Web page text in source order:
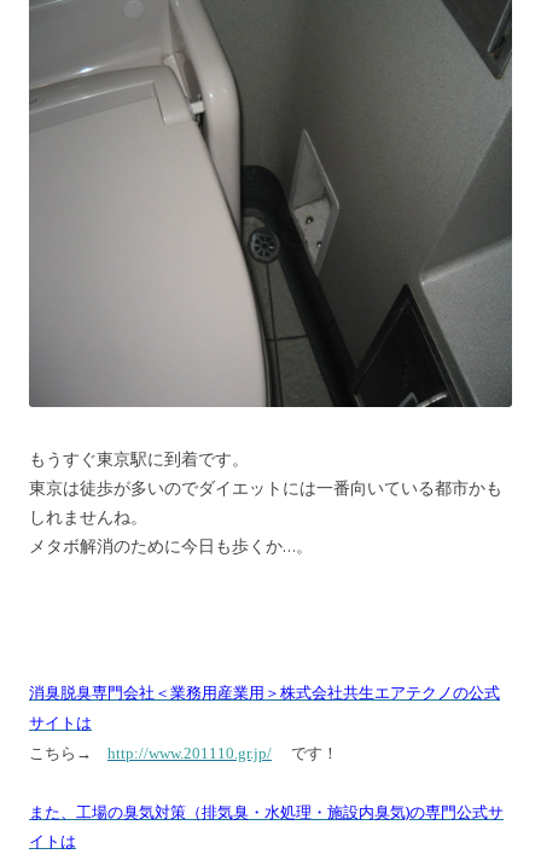
もうすぐ東京駅に到着です。
東京は徒歩が多いのでダイエットには一番向いている都市かも
しれませんね。
メタボ解消のために今日も歩くか…。
消臭脱臭専門会社＜業務用産業用＞株式会社共生エアテクノの公式
サイトは
こちら→ http://www.201110.gr.jp/ です！
また、工場の臭気対策（排気臭・水処理・施設内臭気)の専門公式サ
イトは